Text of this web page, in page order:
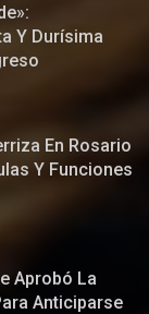
Y Durísima
En Rosario
Y Funciones
Aprobó La
Anticiparse